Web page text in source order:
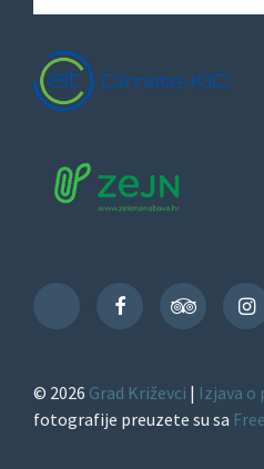
TikTok
Facebook
© 2026 Grad Križevci | Izjava
fotografije preuzete su sa